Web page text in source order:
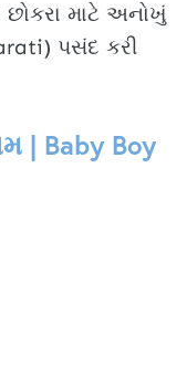
માટે અનોખું
પસંદ કરી
| Baby Boy